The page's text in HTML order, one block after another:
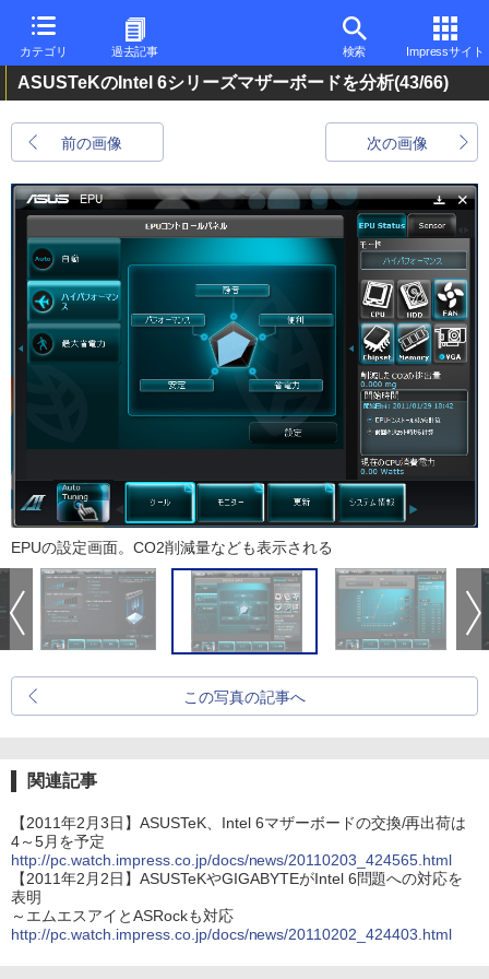
カテゴリ 過去記事 検索 Impressサイト
ASUSTeKのIntel 6シリーズマザーボードを分析(43/66)
前の画像 次の画像
EPUの設定画面。CO2削減量なども表示される
この写真の記事へ
関連記事
【2011年2月3日】ASUSTeK、Intel 6マザーボードの交換/再出荷は
4～5月を予定
http://pc.watch.impress.co.jp/docs/news/20110203_424565.html
【2011年2月2日】ASUSTeKやGIGABYTEがIntel 6問題への対応を
表明
～エムエスアイとASRockも対応
http://pc.watch.impress.co.jp/docs/news/20110202_424403.html